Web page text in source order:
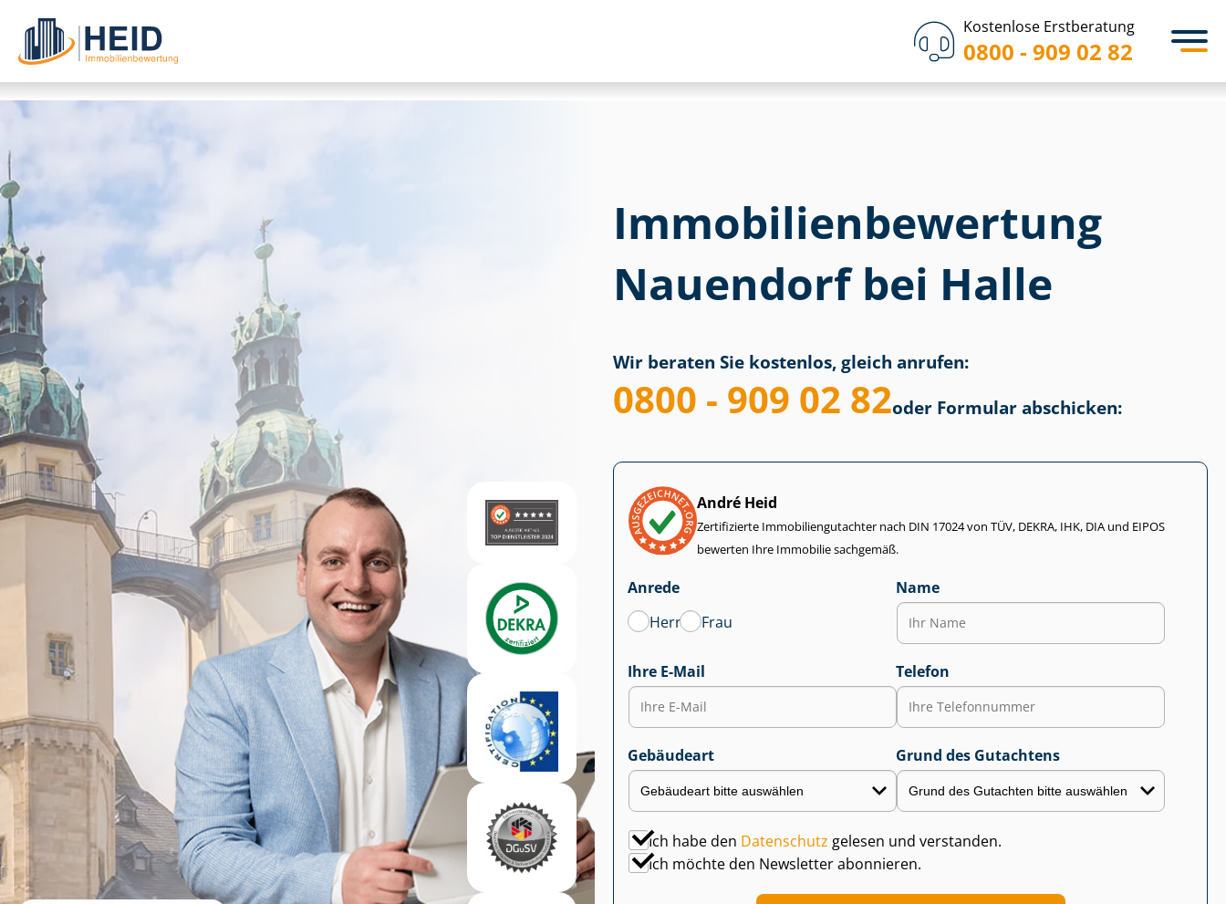
Kostenlose Erstberatung
0800 - 909 02 82
Immobilien­bewertung
Nauendorf bei Halle
Wir beraten Sie kostenlos, gleich anrufen:
0800 - 909 02 82oder Formular abschicken:
André Heid
Zertifizierte Im­mo­bi­li­en­gut­ach­ter nach DIN 17024 von TÜV, DEKRA, IHK, DIA und EIPOS
bewerten Ihre Immobilie sachgemäß.
Anrede
Herr
Frau
Name
Ihre E-Mail Telefon
Gebäudeart Grund des Gutachtens
Ich habe den Datenschutz gelesen und verstanden.
Ich möchte den Newsletter abonnieren.